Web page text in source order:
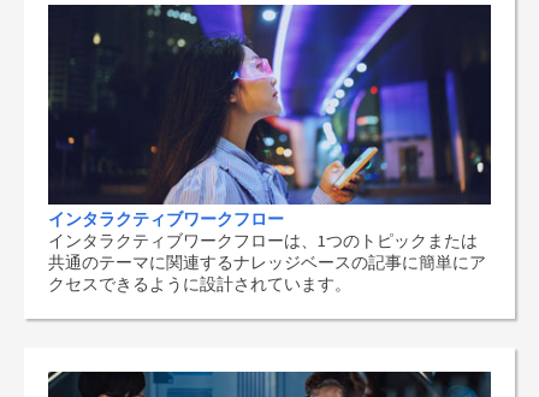
インタラクティブワークフロー
インタラクティブワークフローは、1つのトピックまたは
共通のテーマに関連するナレッジベースの記事に簡単にア
クセスできるように設計されています。